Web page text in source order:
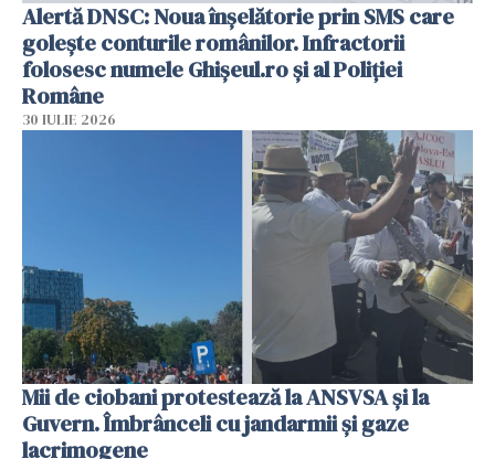
Alertă DNSC: Noua înșelătorie prin SMS care
golește conturile românilor. Infractorii
folosesc numele Ghișeul.ro și al Poliției
Române
30 IULIE 2026
Mii de ciobani protestează la ANSVSA și la
Guvern. Îmbrânceli cu jandarmii și gaze
lacrimogene